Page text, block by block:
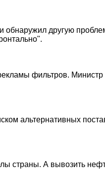
обнаружил другую
фильтров. Министр
альтернативных
страны. А вывозить